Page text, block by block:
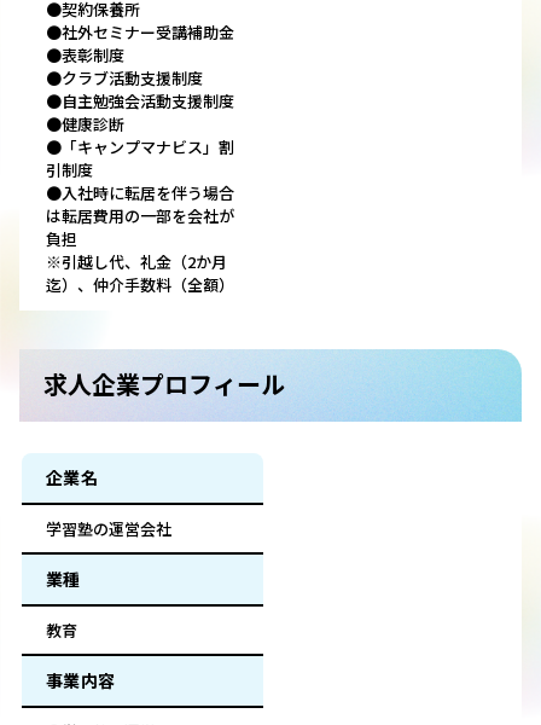
●契約保養所
●社外セミナー受講補助金
●表彰制度
●クラブ活動支援制度
●自主勉強会活動支援制度
●健康診断
●「キャンプマナビス」割
引制度
●入社時に転居を伴う場合
は転居費用の一部を会社が
負担
※引越し代、礼金（2か月
迄）、仲介手数料（全額）
求人企業プロフィール
企業名
学習塾の運営会社
業種
教育
事業内容